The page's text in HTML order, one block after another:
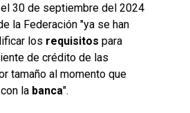
30 de septiembre del 2024
la Federación "ya se han
los requisitos para
de crédito de las
tamaño al momento que
la banca".